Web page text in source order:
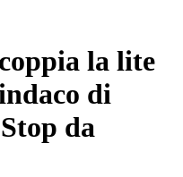
la lite
di
da